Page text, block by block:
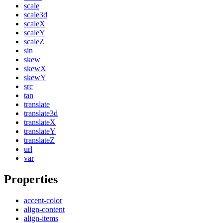
scale
scale3d
scaleX
scaleY
scaleZ
sin
skew
skewX
skewY
src
tan
translate
translate3d
translateX
translateY
translateZ
url
var
Properties
accent-color
align-content
align-items